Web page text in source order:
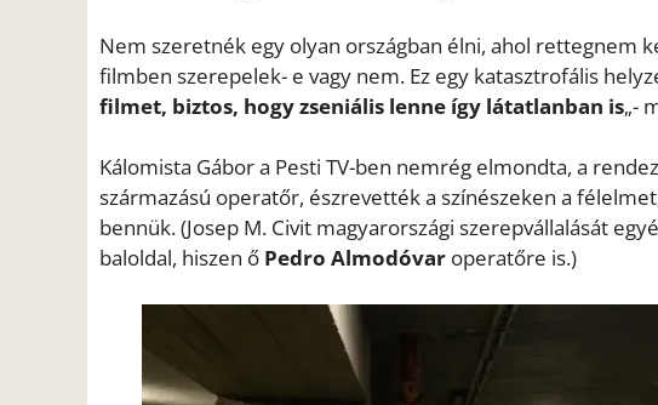
Nem szeretnék egy olyan országban élni, ahol rettegnem
filmben szerepelek- e vagy nem. Ez egy katasztrofális
filmet, biztos, hogy zseniális lenne így látatlanban is„-
Kálomista Gábor a Pesti TV-ben nemrég elmondta, a
származású operatőr, észrevették a színészeken a
bennük. (Josep M. Civit magyarországi szerepvállalását
baloldal, hiszen ő Pedro Almodóvar operatőre is.)